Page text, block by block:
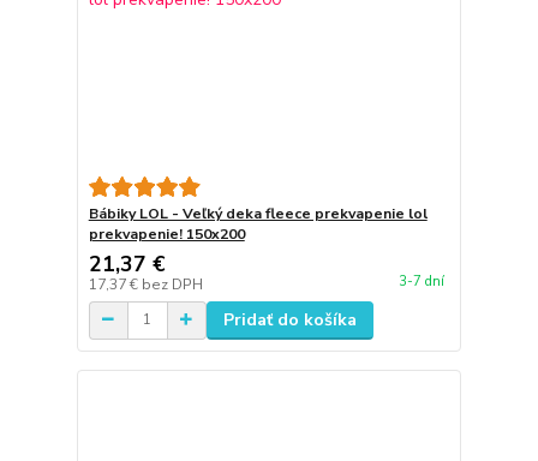
Bábiky LOL - Veľký deka fleece prekvapenie lol
prekvapenie! 150x200
21,37 €
17,37 € bez DPH 3-7 dní
Pridať do košíka